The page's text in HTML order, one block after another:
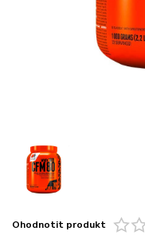
Ohodnotit produkt